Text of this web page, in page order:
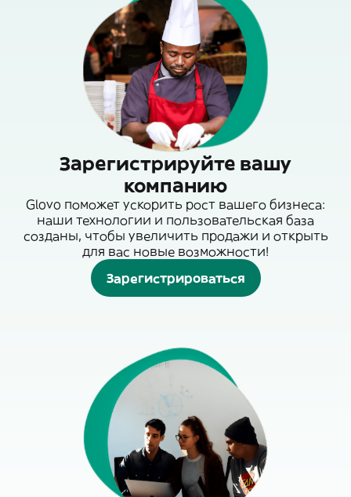
Зарегистрируйте вашу
компанию
Glovo поможет ускорить рост вашего бизнеса:
наши технологии и пользовательская база
созданы, чтобы увеличить продажи и открыть
для вас новые возможности!
Зарегистрироваться